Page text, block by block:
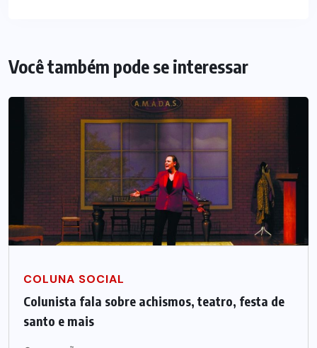
Você também pode se interessar
COLUNA SOCIAL
Colunista fala sobre achismos, teatro, festa de
santo e mais